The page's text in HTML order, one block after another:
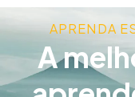
APRENDA
A